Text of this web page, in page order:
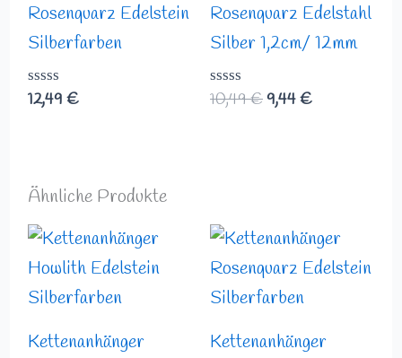
Rosenquarz Edelstein
Silberfarben
Bewertet
mit
12,49 €
Rosenquarz Edelstahl
Silber 1,2cm/ 12mm
Bewertet
mit
10,49€9,44€
Ähnliche Produkte
Kettenanhänger
Kettenanhänger